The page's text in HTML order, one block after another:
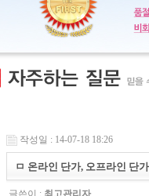
작성일 : 14-07-18 18:26
ㅁ 온라인 단가, 오프라인 단
글쓴이 : 최고관리자